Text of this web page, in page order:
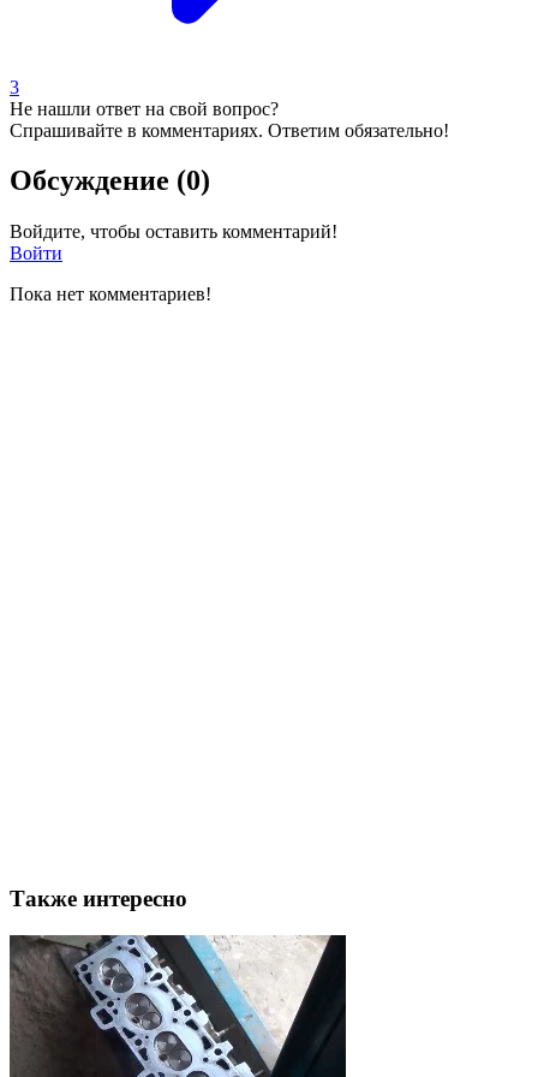
3
Не нашли ответ на свой вопрос?
Спрашивайте в комментариях. Ответим обязательно!
Обсуждение (0)
Войдите, чтобы оставить комментарий!
Войти
Пока нет комментариев!
Также интересно